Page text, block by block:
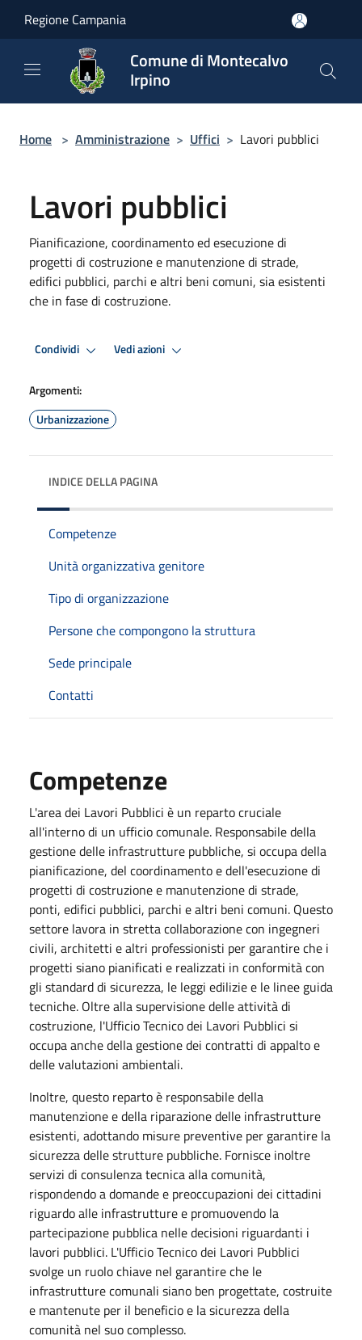
Regione Campania
Comune di Montecalvo
Irpino
Home > Amministrazione > Uffici > Lavori pubblici
Lavori pubblici
Pianificazione, coordinamento ed esecuzione di
progetti di costruzione e manutenzione di strade,
edifici pubblici, parchi e altri beni comuni, sia esistenti
che in fase di costruzione.
Condividi Vedi azioni
Argomenti:
Urbanizzazione
INDICE DELLA PAGINA
Competenze
Unità organizzativa genitore
Tipo di organizzazione
Persone che compongono la struttura
Sede principale
Contatti
Competenze
L'area dei Lavori Pubblici è un reparto cruciale
all'interno di un ufficio comunale. Responsabile della
gestione delle infrastrutture pubbliche, si occupa della
pianificazione, del coordinamento e dell'esecuzione di
progetti di costruzione e manutenzione di strade,
ponti, edifici pubblici, parchi e altri beni comuni. Questo
settore lavora in stretta collaborazione con ingegneri
civili, architetti e altri professionisti per garantire che i
progetti siano pianificati e realizzati in conformità con
gli standard di sicurezza, le leggi edilizie e le linee guida
tecniche. Oltre alla supervisione delle attività di
costruzione, l'Ufficio Tecnico dei Lavori Pubblici si
occupa anche della gestione dei contratti di appalto e
delle valutazioni ambientali.
Inoltre, questo reparto è responsabile della
manutenzione e della riparazione delle infrastrutture
esistenti, adottando misure preventive per garantire la
sicurezza delle strutture pubbliche. Fornisce inoltre
servizi di consulenza tecnica alla comunità,
rispondendo a domande e preoccupazioni dei cittadini
riguardo alle infrastrutture e promuovendo la
partecipazione pubblica nelle decisioni riguardanti i
lavori pubblici. L'Ufficio Tecnico dei Lavori Pubblici
svolge un ruolo chiave nel garantire che le
infrastrutture comunali siano ben progettate, costruite
e mantenute per il beneficio e la sicurezza della
comunità nel suo complesso.